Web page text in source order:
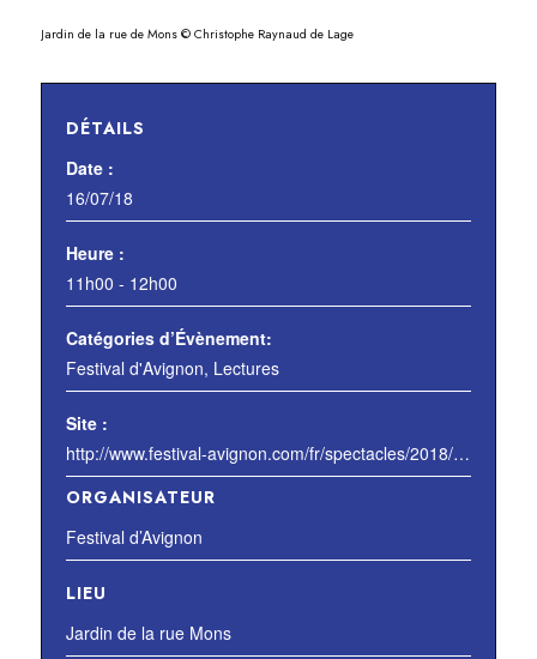
Jardin de la rue de Mons © Christophe Raynaud de Lage
DÉTAILS
Date :
16/07/18
Heure :
11h00 - 12h00
Catégories d’Évènement:
Festival d'Avignon, Lectures
Site :
http://www.festival-avignon.com/fr/spectacles/2018/que-ta-volonte-soit-kin
ORGANISATEUR
Festival d’Avignon
LIEU
Jardin de la rue Mons